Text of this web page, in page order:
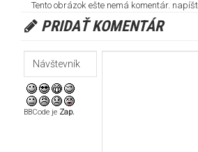
Tento obrázok ešte nemá komentár.
PRIDAŤ KOMENTÁR
BBCode je Zap.